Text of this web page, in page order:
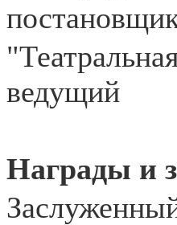
ведущий
Награды и